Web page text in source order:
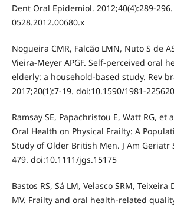
Dent Oral Epidemiol. 2012;40(4):289-
0528.2012.00680.x
Nogueira CMR, Falcão LMN, Nuto S de
Vieira-Meyer APGF. Self-perceived oral
elderly: a household-based study. Rev
2017;20(1):7-19. doi:10.1590/1981-
Ramsay SE, Papachristou E, Watt RG, et
Oral Health on Physical Frailty: A
Study of Older British Men. J Am Geriatr
479. doi:10.1111/jgs.15175
Bastos RS, Sá LM, Velasco SRM, Teixeira
MV. Frailty and oral health-related